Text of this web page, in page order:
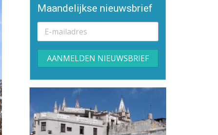
Maandelijkse nieuwsbrief
Alternative: